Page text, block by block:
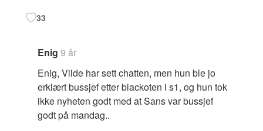
33
Enig 9 år
Enig, Vilde har sett chatten, men hun ble jo
erklært bussjef etter blackoten i s1, og hun tok
ikke nyheten godt med at Sans var bussjef
godt på mandag..